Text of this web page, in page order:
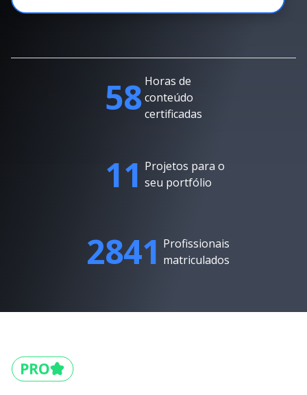
58 Horas de
conteúdo
certificadas
11 Projetos para o
seu portfólio
2841 Profissionais
matriculados